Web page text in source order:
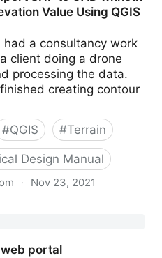
Value Using QGIS
had a consultancy work
client doing a drone
processing the data.
creating contour
#QGIS #Terrain
Design Manual
· Nov 23, 2021
portal